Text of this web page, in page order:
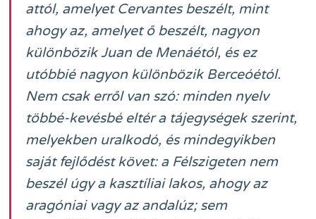
attól, amelyet Cervantes beszélt, mint
ahogy az, amelyet ő beszélt, nagyon
különbözik Juan de Menáétól, és ez
utóbbié nagyon különbözik Berceóétól.
Nem csak erről van szó: minden nyelv
többé-kevésbé eltér a tájegységek szerint,
melyekben uralkodó, és mindegyikben
saját fejlődést követ: a Félszigeten nem
beszél úgy a kasztíliai lakos, ahogy az
aragóniai vagy az andalúz; sem